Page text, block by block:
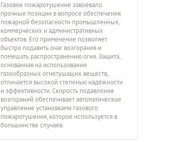
Газовое пожаротушение завоевало
прочные позиции в вопросе обеспечения
пожарной безопасности промышленных,
коммерческих и административных
объектов. Его применение позволяет
быстро подавить очаг возгорания и
помешать распространению огня. Защита,
основанная на использовании
газообразных огнетушащих веществ,
отличается высокой степенью надёжности
и эффективности. Скорость подавления
возгораний обеспечивает автоматическое
управление установками газового
пожаротушения, которое используется в
большинстве случаев.